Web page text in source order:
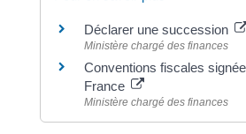
Déclarer une succession
Ministère chargé des finances
Conventions fiscales
France
Ministère chargé des finances